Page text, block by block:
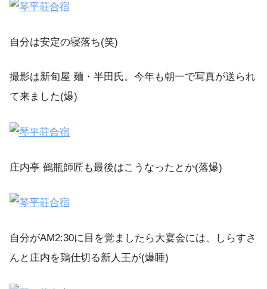
自分は安定の寝落ち(笑)
撮影は新旬屋 麺・半田氏。今年も朝一で写真が送られ
て来ました(爆)
庄内亭 鶴瓶師匠も最後はこうなったとか(落爆)
自分がAM2:30に目を覚ましたら大宴会には、しらすさ
んと庄内を鶏仕切る新人王が(爆睡)